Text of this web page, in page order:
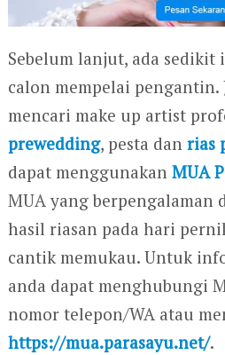
Sebelum lanjut, ada
calon mempelai pengantin.
mencari make up artist
prewedding, pesta dan rias
dapat menggunakan MUA
MUA yang berpengalaman
hasil riasan pada hari
cantik memukau. Untuk
anda dapat menghubungi
nomor telepon/WA atau
https://mua.parasayu.net/.